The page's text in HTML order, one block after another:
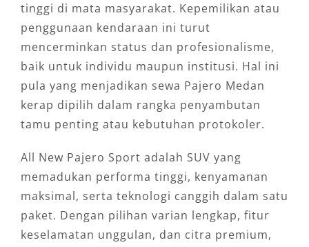
tinggi di mata masyarakat. Kepemilikan atau
penggunaan kendaraan ini turut
mencerminkan status dan profesionalisme,
baik untuk individu maupun institusi. Hal ini
pula yang menjadikan sewa Pajero Medan
kerap dipilih dalam rangka penyambutan
tamu penting atau kebutuhan protokoler.
All New Pajero Sport adalah SUV yang
memadukan performa tinggi, kenyamanan
maksimal, serta teknologi canggih dalam satu
paket. Dengan pilihan varian lengkap, fitur
keselamatan unggulan, dan citra premium,